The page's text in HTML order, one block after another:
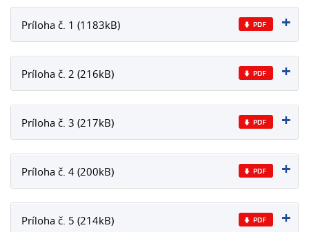
Príloha č. 1 (1183kB)
Príloha č. 2 (216kB)
Príloha č. 3 (217kB)
Príloha č. 4 (200kB)
Príloha č. 5 (214kB)